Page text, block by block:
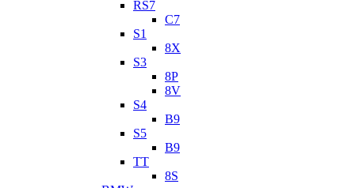
RS7
C7
S1
8X
S3
8P
8V
S4
B9
S5
B9
TT
8S